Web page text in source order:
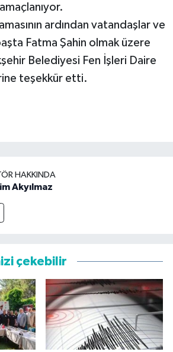
ardından vatandaşlar ve
Fatma Şahin olmak üzere
Belediyesi Fen İşleri Daire
teşekkür etti.
HAKKINDA
Akyılmaz
çekebilir